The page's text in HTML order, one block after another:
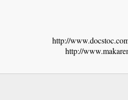
http://
http://